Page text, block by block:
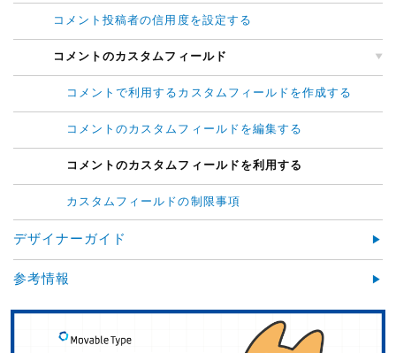
コメント投稿者の信用度を設定する
コメントのカスタムフィールド
コメントで利用するカスタムフィールドを作成する
コメントのカスタムフィールドを編集する
コメントのカスタムフィールドを利用する
カスタムフィールドの制限事項
デザイナーガイド
参考情報